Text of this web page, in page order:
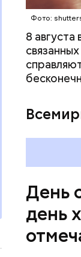
Фото:
8
День
день